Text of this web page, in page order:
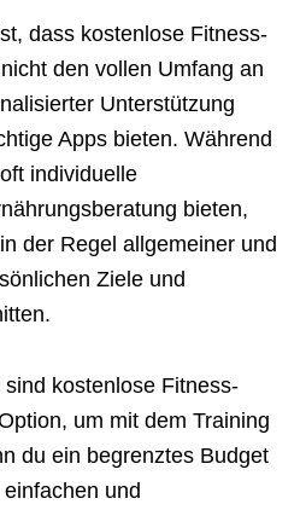
dass kostenlose Fitness-
den vollen Umfang an
Unterstützung
Apps bieten. Während
individuelle
bieten,
der Regel allgemeiner und
Ziele und
kostenlose Fitness-
um mit dem Training
du ein begrenztes Budget
und